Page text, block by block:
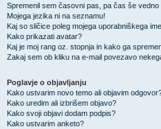
Spremenil sem časovni pas, pa čas še vedno
Mojega jezika ni na seznamu!
Kaj so sličice poleg mojega uporabniškega
Kako prikazati avatar?
Kaj je moj rang oz. stopnja in kako ga
Zakaj sem ob kliku na e-mail povezavo
Poglavje o objavljanju
Kako ustvarim novo temo ali objavim
Kako uredim ali izbrišem objavo?
Kako svoji objavi dodam podpis?
Kako ustvarim anketo?